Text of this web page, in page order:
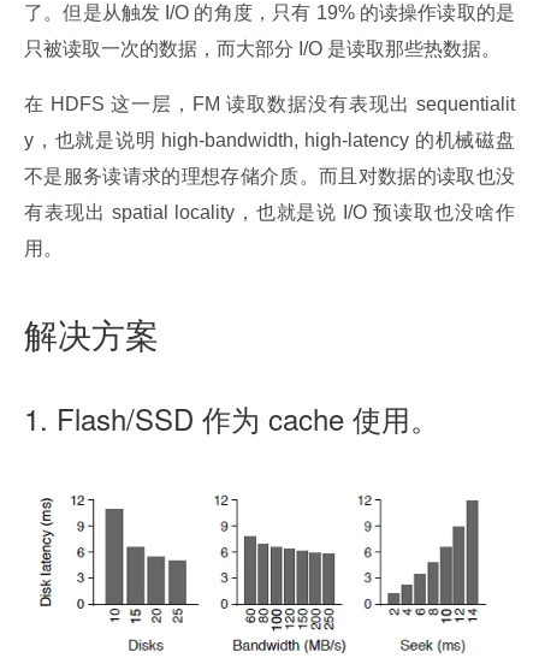
了。但是从触发 I/O 的角度，只有 19% 的读操作读取的是
只被读取一次的数据，而大部分 I/O 是读取那些热数据。
在 HDFS 这一层，FM 读取数据没有表现出 sequentialit
y，也就是说明 high-bandwidth, high-latency 的机械磁盘
不是服务读请求的理想存储介质。而且对数据的读取也没
有表现出 spatial locality，也就是说 I/O 预读取也没啥作
用。
解决方案
1. Flash/SSD 作为 cache 使用。